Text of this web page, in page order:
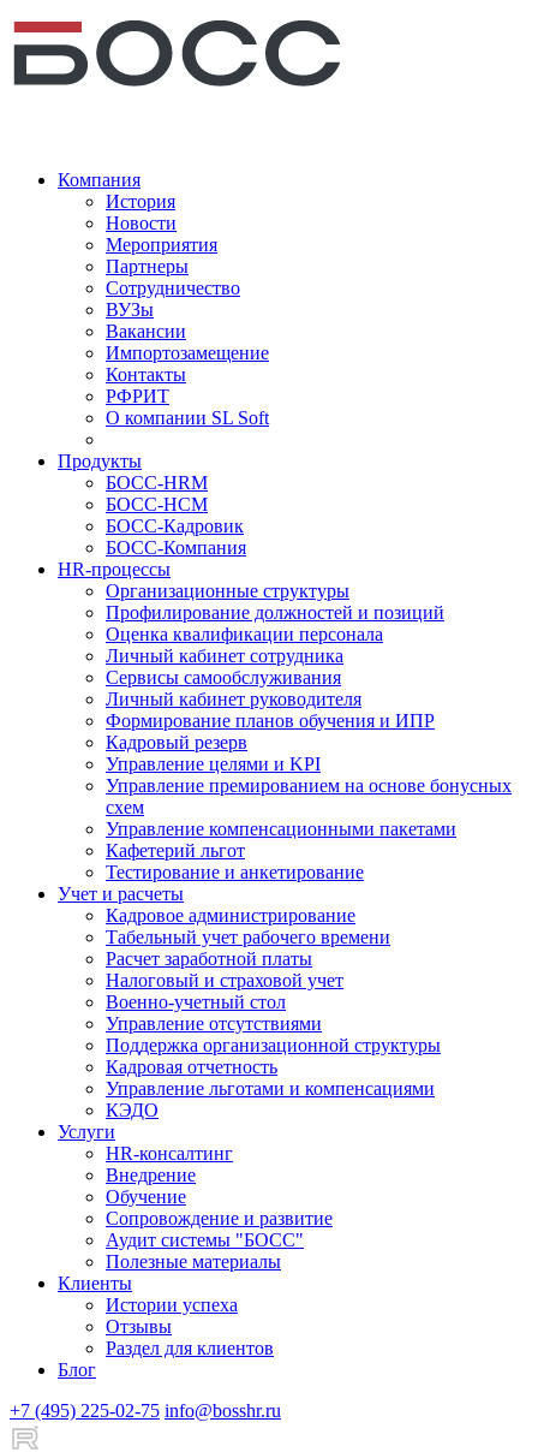
Компания
История
Новости
Мероприятия
Партнеры
Сотрудничество
ВУЗы
Вакансии
Импортозамещение
Контакты
РФРИТ
О компании SL Soft
Продукты
БОСС-HRM
БОСС-HCM
БОСС-Кадровик
БОСС-Компания
HR-процессы
Организационные структуры
Профилирование должностей и позиций
Оценка квалификации персонала
Личный кабинет сотрудника
Сервисы самообслуживания
Личный кабинет руководителя
Формирование планов обучения и ИПР
Кадровый резерв
Управление целями и KPI
Управление премированием на основе бонусных
схем
Управление компенсационными пакетами
Кафетерий льгот
Тестирование и анкетирование
Учет и расчеты
Кадровое администрирование
Табельный учет рабочего времени
Расчет заработной платы
Налоговый и страховой учет
Военно-учетный стол
Управление отсутствиями
Поддержка организационной структуры
Кадровая отчетность
Управление льготами и компенсациями
КЭДО
Услуги
HR-консалтинг
Внедрение
Обучение
Сопровождение и развитие
Аудит системы "БОСС"
Полезные материалы
Клиенты
Истории успеха
Отзывы
Раздел для клиентов
Блог
+7 (495) 225-02-75 info@bosshr.ru